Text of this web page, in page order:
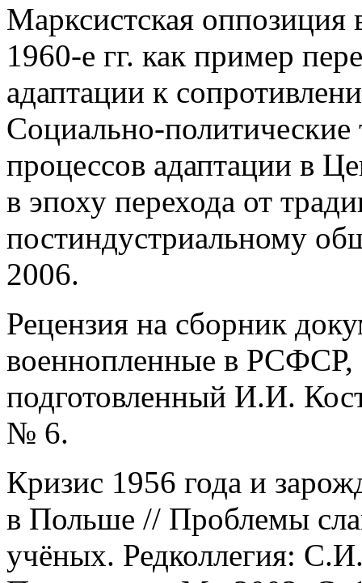
Марксистская
1960-е гг. как пример
адаптации к
Социально-
процессов адаптации в
в эпоху перехода от
постиндустриальному
2006.
Рецензия на сборник
военнопленные в
подготовленный И.И.
№ 6.
Кризис 1956 года и
в Польше // Проблемы
учёных. Редколлегия: